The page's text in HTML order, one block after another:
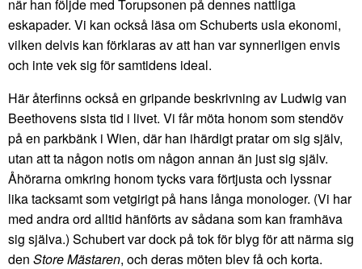
när han följde med Torupsonen på dennes nattliga
eskapader. Vi kan också läsa om Schuberts usla ekonomi,
vilken delvis kan förklaras av att han var synnerligen envis
och inte vek sig för samtidens ideal.
Här återfinns också en gripande beskrivning av Ludwig van
Beethovens sista tid i livet. Vi får möta honom som stendöv
på en parkbänk i Wien, där han ihärdigt pratar om sig själv,
utan att ta någon notis om någon annan än just sig själv.
Åhörarna omkring honom tycks vara förtjusta och lyssnar
lika tacksamt som vetgirigt på hans långa monologer. (Vi har
med andra ord alltid hänförts av sådana som kan framhäva
sig själva.) Schubert var dock på tok för blyg för att närma sig
den Store Mästaren, och deras möten blev få och korta.